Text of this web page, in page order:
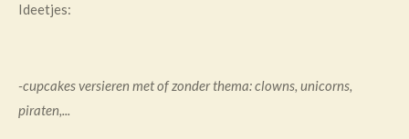
Ideetjes:
-cupcakes versieren met of zonder thema: clowns, unicorns,
piraten,...